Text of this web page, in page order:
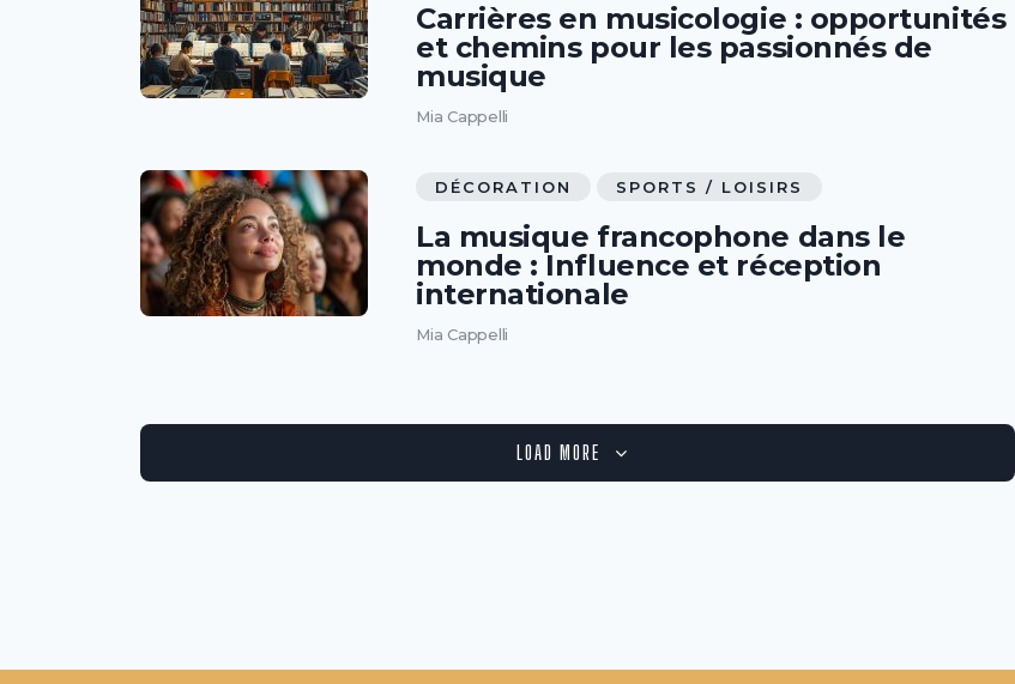
Carrières en musicologie : opportunités
et chemins pour les passionnés de
musique
Mia Cappelli
DÉCORATION SPORTS / LOISIRS
La musique francophone dans le
monde : Influence et réception
internationale
Mia Cappelli
LOAD MORE